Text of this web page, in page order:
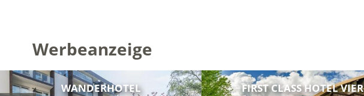
Werbeanzeige
WANDERHOTEL
FIRST CLASS HOTEL VIER